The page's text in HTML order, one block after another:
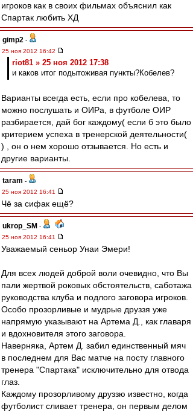
игроков как в своих фильмах объяснил как
Спартак любить ХД
gimp2 -
25 ноя 2012 16:42
riot81 » 25 ноя 2012 17:38
и каков итог подытоживая пункты?Кобелев?
Варианты всегда есть, если про кобелева, то
можно послушать и ОИРа, в футболе ОИР
разбирается, дай бог каждому( если б это было
критерием успеха в тренерской деятельности(
) , он о нем хорошо отзывается. Но есть и
другие варианты.
taram -
25 ноя 2012 16:41
Чё за сифак ещё?
ukrop_SM -
25 ноя 2012 16:41
Уважаемый сеньор Унаи Эмери!
Для всех людей доброй воли очевидно, что Вы
пали жертвой роковых обстоятельств, саботажа
руководства клуба и подлого заговора игроков.
Особо прозорливые и мудрые друззя уже
напрямую указывают на Артема Д., как главаря
и вдохновителя этого заговора.
Наверняка, Артем Д. забил единственный мяч
в последнем для Вас матче на посту главного
тренера "Спартака" исключительно для отвода
глаз.
Каждому прозорливому друззю известно, когда
футболист сливает тренера, он первым делом